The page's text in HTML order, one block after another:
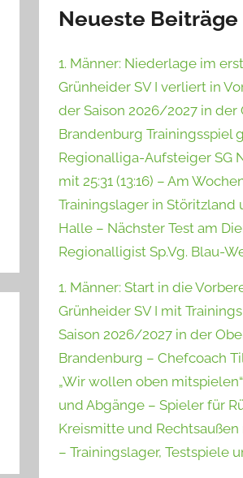
Neueste Beiträge
1. Männer: Niederlage im
Grünheider SV I verliert in
der Saison 2026/2027 in der
Brandenburg Trainingsspiel
Regionalliga-Aufsteiger SG
mit 25:31 (13:16) – Am
Trainingslager in Störitzland
Halle – Nächster Test am
Regionalligist Sp.Vg. Blau-
1. Männer: Start in die
Grünheider SV I mit
Saison 2026/2027 in der
Brandenburg – Chefcoach
„Wir wollen oben
und Abgänge – Spieler für
Kreismitte und
– Trainingslager, Testspiele